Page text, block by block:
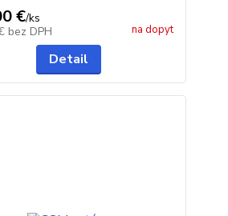
€/ks
bez DPH na dopyt
Detail